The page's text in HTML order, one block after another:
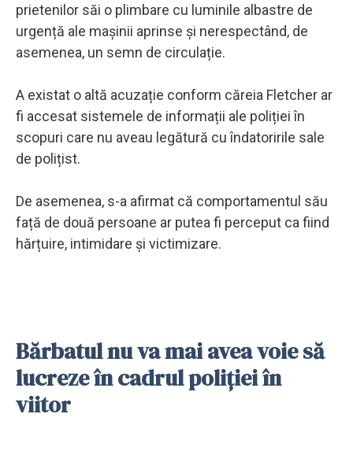
prietenilor săi o plimbare cu luminile albastre de
urgență ale mașinii aprinse și nerespectând, de
asemenea, un semn de circulație.
A existat o altă acuzație conform căreia Fletcher ar
fi accesat sistemele de informații ale poliției în
scopuri care nu aveau legătură cu îndatoririle sale
de polițist.
De asemenea, s-a afirmat că comportamentul său
față de două persoane ar putea fi perceput ca fiind
hărțuire, intimidare și victimizare.
Bărbatul nu va mai avea voie să
lucreze în cadrul poliției în
viitor